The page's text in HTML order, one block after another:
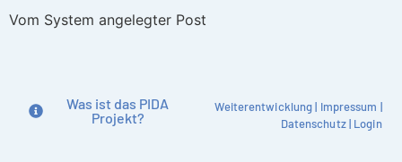
Vom System angelegter Post
Was ist das PIDA
Projekt?
Weiterentwicklung| Impressum |
Datenschutz| Login